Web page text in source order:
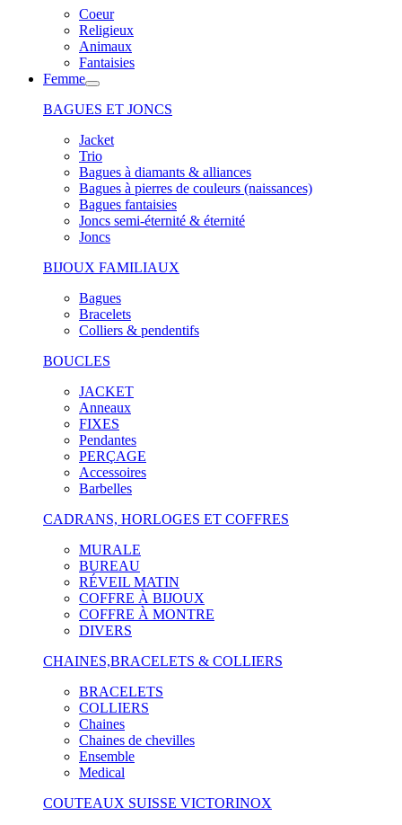
Coeur
Religieux
Animaux
Fantaisies
Femme
BAGUES ET JONCS
Jacket
Trio
Bagues à diamants & alliances
Bagues à pierres de couleurs (naissances)
Bagues fantaisies
Joncs semi-éternité & éternité
Joncs
BIJOUX FAMILIAUX
Bagues
Bracelets
Colliers & pendentifs
BOUCLES
JACKET
Anneaux
FIXES
Pendantes
PERÇAGE
Accessoires
Barbelles
CADRANS, HORLOGES ET COFFRES
MURALE
BUREAU
RÉVEIL MATIN
COFFRE À BIJOUX
COFFRE À MONTRE
DIVERS
CHAINES,BRACELETS & COLLIERS
BRACELETS
COLLIERS
Chaines
Chaines de chevilles
Ensemble
Medical
COUTEAUX SUISSE VICTORINOX